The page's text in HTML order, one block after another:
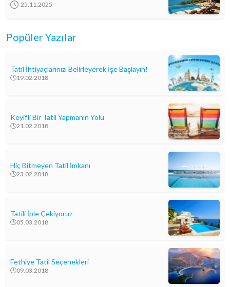
25.11.2025
Popüler Yazılar
Tatil İhtiyaçlarınızı Belirleyerek İşe Başlayın!
19.02.2018
Keyifli Bir Tatil Yapmanın Yolu
21.02.2018
Hiç Bitmeyen Tatil İmkanı
23.02.2018
Tatili İple Çekiyoruz
05.03.2018
Fethiye Tatil Seçenekleri
09.03.2018